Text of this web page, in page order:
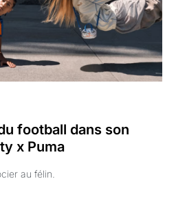
football dans son
x Puma
au félin.